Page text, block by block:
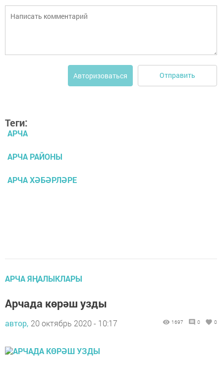
Авторизоваться Отправить
Теги:
АРЧА
АРЧА РАЙОНЫ
АРЧА ХӘБӘРЛӘРЕ
АРЧА ЯҢАЛЫКЛАРЫ
Арчада көрәш узды
автор, 20 октябрь 2020 - 10:17 1697 0 0